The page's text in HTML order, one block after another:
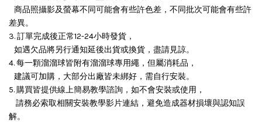
商品照攝影及螢幕不同可能會有些許色差，不同批次可能會有些許
差異。
3. 訂單完成後正常12-24小時發貨，
如遇欠品將另行通知延後出貨或換貨，盡請見諒。
4. 每一顆溜溜球皆附有溜溜球專用繩，但屬消耗品，
建議可加購，大部分出廠皆未綁好，需自行安裝。
5. 購買皆提供線上簡易教學諮詢，如不會安裝或使用，
請務必索取相關安裝教學影片連結，避免造成器材損壞與認知誤
解。